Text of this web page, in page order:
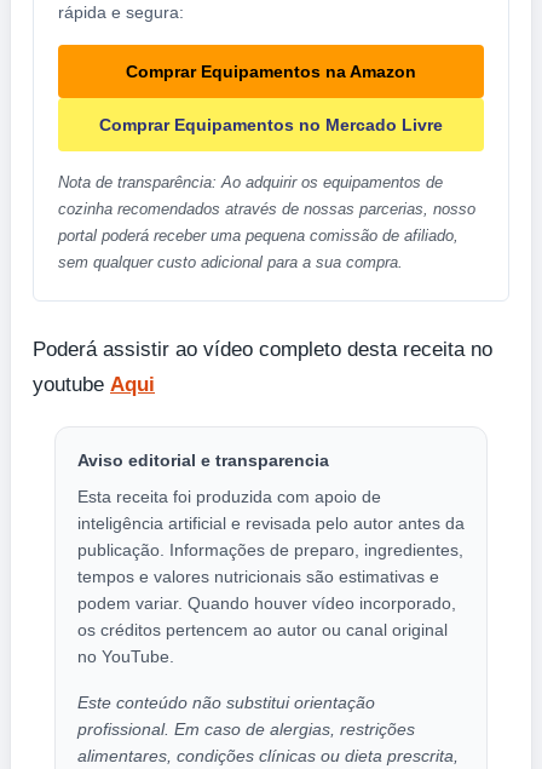
rápida e segura:
Comprar Equipamentos na Amazon
Comprar Equipamentos no Mercado Livre
Nota de transparência: Ao adquirir os equipamentos de
cozinha recomendados através de nossas parcerias, nosso
portal poderá receber uma pequena comissão de afiliado,
sem qualquer custo adicional para a sua compra.
Poderá assistir ao vídeo completo desta receita no
youtube Aqui
Aviso editorial e transparencia
Esta receita foi produzida com apoio de
inteligência artificial e revisada pelo autor antes da
publicação. Informações de preparo, ingredientes,
tempos e valores nutricionais são estimativas e
podem variar. Quando houver vídeo incorporado,
os créditos pertencem ao autor ou canal original
no YouTube.
Este conteúdo não substitui orientação
profissional. Em caso de alergias, restrições
alimentares, condições clínicas ou dieta prescrita,